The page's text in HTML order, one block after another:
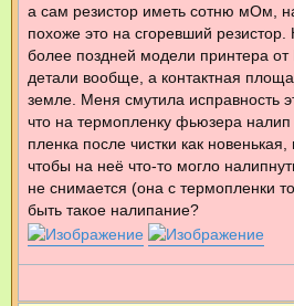
а сам резистор иметь сотню мОм,
похоже это на сгоревший резистор.
более поздней модели принтера от
детали вообще, а контактная
земле. Меня смутила исправность
что на термопленку фьюзера
пленка после чистки как
чтобы на неё что-то могло
не снимается (она с термопленки
быть такое налипание?